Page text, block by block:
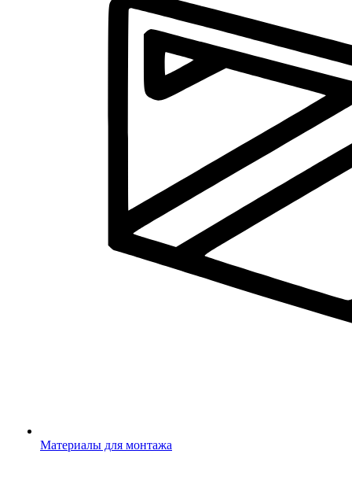
Материалы для монтажа